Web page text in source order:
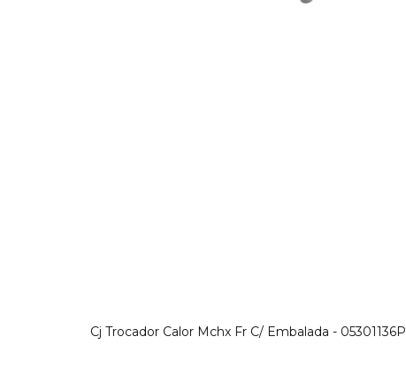
Cj Trocador Calor Mchx Fr C/ Embalada - 05301136P